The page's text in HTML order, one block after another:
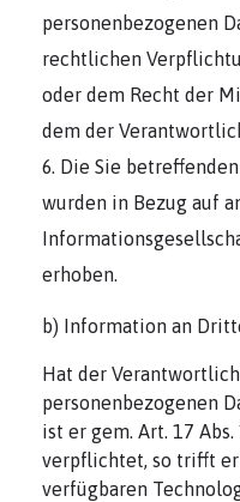
personenbezogenen
rechtlichen
oder dem Recht der
dem der
Die Sie
wurden in Bezug auf
erhoben.
b) Information an
Hat der
personenbezogenen
ist er gem. Art. 17 Abs.
verpflichtet, so trifft
verfügbaren